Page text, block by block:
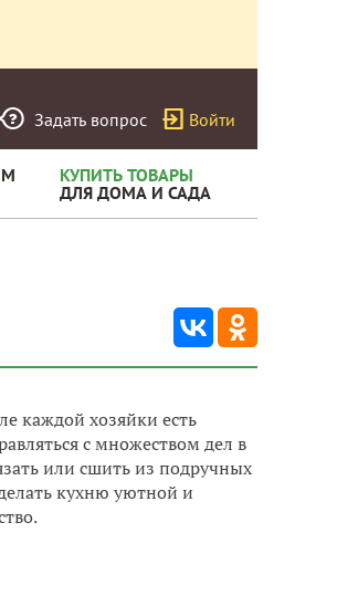
Задать вопрос Войти
КУПИТЬ ТОВАРЫ
ДЛЯ ДОМА И САДА
каждой хозяйки есть
с множеством дел в
или сшить из подручных
кухню уютной и